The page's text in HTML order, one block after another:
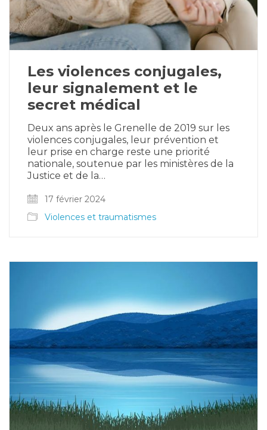
Les violences conjugales,
leur signalement et le
secret médical
Deux ans après le Grenelle de 2019 sur les
violences conjugales, leur prévention et
leur prise en charge reste une priorité
nationale, soutenue par les ministères de la
Justice et de la…
17 février 2024
Violences et traumatismes